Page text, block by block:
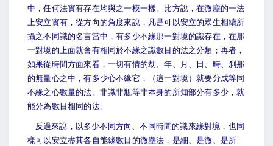
中，任何法實有存在均與之一模一樣。比方說，在微塵的一法
上安立實有，從方向的角度來說，凡是可以安立的眾生相續所
攝之不同識的名言當中，有多少不緣那一對境的識存在，在那
一對境的上面就會有相同於不緣之識數目的法之分類；再者，
如果從時間方面來看，一切有情的劫、年、月、日、時、刹那
的無量心之中，有多少心不緣它，（這一對境）就要分成等同
不緣之心數量的法。非識非瓶等非本身的所知部分有多少，就
能分為數目相同的法。
反過來說，以多少不同方向、不同時間的識來緣對境，也同
樣可以安立盡其各自能緣數目的微塵法，是細、是微、是所